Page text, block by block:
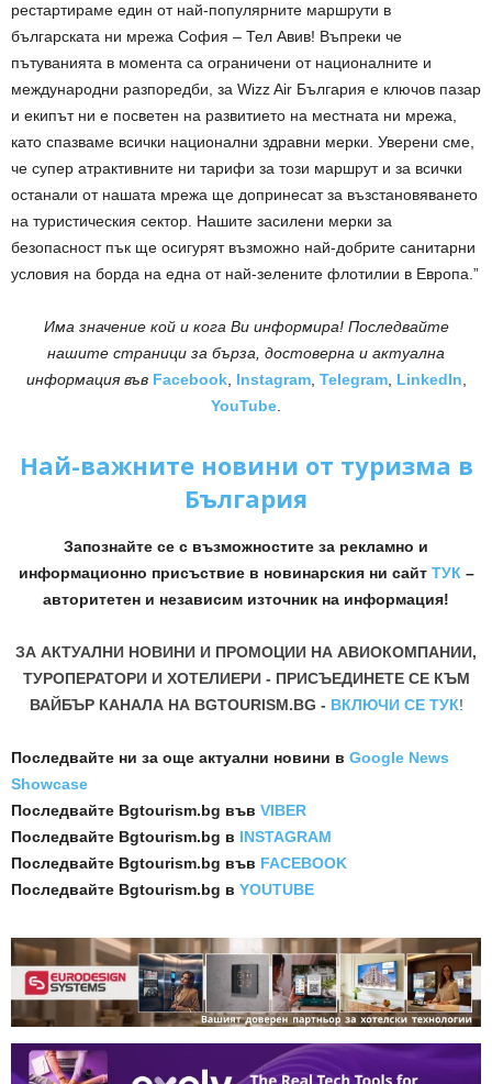
рестартираме един от най-популярните маршрути в
българската ни мрежа София – Тел Авив! Въпреки че
пътуванията в момента са ограничени от националните и
международни разпоредби, за Wizz Air България е ключов пазар
и екипът ни е посветен на развитието на местната ни мрежа,
като спазваме всички национални здравни мерки. Уверени сме,
че супер атрактивните ни тарифи за този маршрут и за всички
останали от нашата мрежа ще допринесат за възстановяването
на туристическия сектор. Нашите засилени мерки за
безопасност пък ще осигурят възможно най-добрите санитарни
условия на борда на една от най-зелените флотилии в Европа.”
Има значение кой и кога Ви информира! Последвайте
нашите страници за бърза, достоверна и актуална
информация във Facebook, Instagram, Telegram, LinkedIn,
YouTube.
Най-важните новини от туризма в
България
Запознайте се с възможностите за рекламно и
информационно присъствие в новинарския ни сайт ТУК–
авторитетен и независим източник на информация!
ЗА АКТУАЛНИ НОВИНИ И ПРОМОЦИИ НА АВИОКОМПАНИИ,
ТУРОПЕРАТОРИ И ХОТЕЛИЕРИ - ПРИСЪЕДИНЕТЕ СЕ КЪМ
ВАЙБЪР КАНАЛА НА BGTOURISM.BG - ВКЛЮЧИ СЕ ТУК!
Последвайте ни за още актуални новини в Google News
Showcase
Последвайте Bgtourism.bg във VIBER
Последвайте Bgtourism.bg в INSTAGRAM
Последвайте Bgtourism.bg във FACEBOOK
Последвайте Bgtourism.bg в YOUTUBE